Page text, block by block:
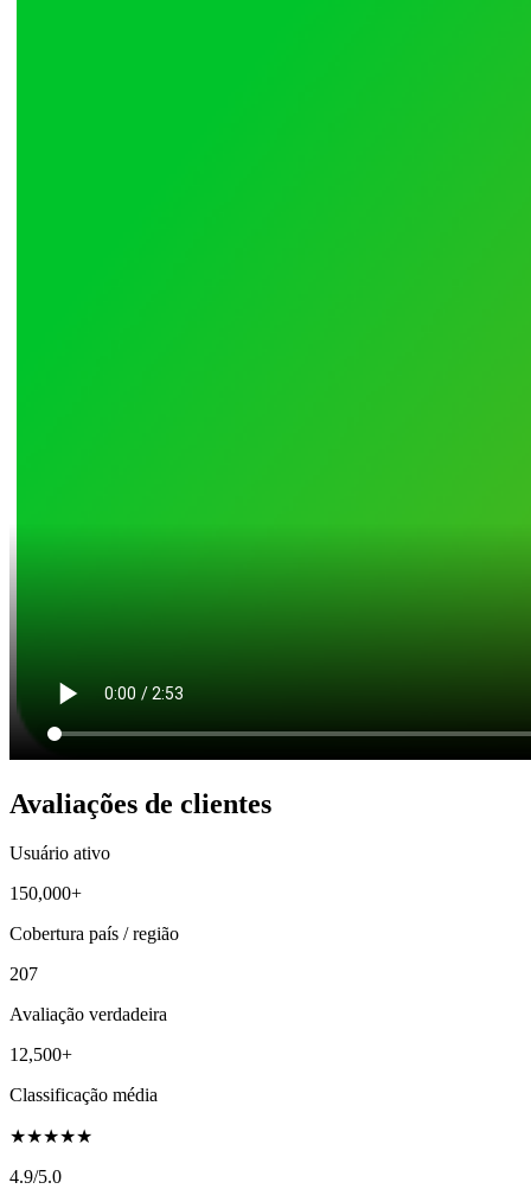
Avaliações de clientes
Usuário ativo
150,000+
Cobertura país / região
207
Avaliação verdadeira
12,500+
Classificação média
★★★★★
4.9/5.0